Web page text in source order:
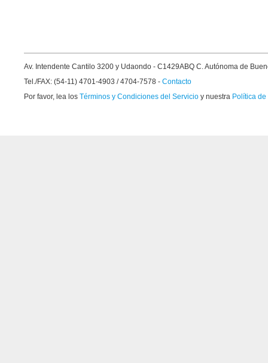
Av. Intendente Cantilo 3200 y Udaondo - C1429ABQ C. Autónoma de
Tel./FAX: (54-11) 4701-4903 / 4704-7578 - Contacto
Por favor, lea los Términos y Condiciones del Servicio y nuestra Política